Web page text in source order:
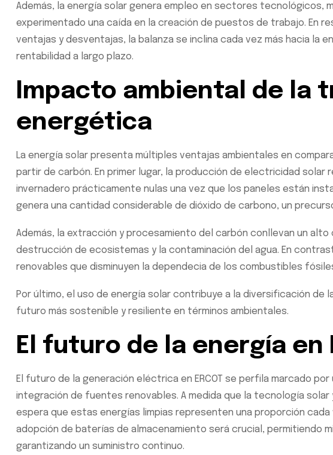
Además, la energía solar genera empleo en sectores tecnológicos,
experimentado una caída en la creación de puestos de trabajo. En
ventajas y desventajas, la balanza se inclina cada vez más hacia la
rentabilidad a largo plazo.
Impacto ambiental de la
energética
La energía solar presenta múltiples ventajas ambientales en
partir de carbón. En primer lugar, la producción de electricidad
invernadero prácticamente nulas una vez que los paneles están
genera una cantidad considerable de dióxido de carbono, un
Además, la extracción y procesamiento del carbón conllevan un
destrucción de ecosistemas y la contaminación del agua. En
renovables que disminuyen la dependecia de los combustibles
Por último, el uso de energía solar contribuye a la diversificación de
futuro más sostenible y resiliente en términos ambientales.
El futuro de la energía en
El futuro de la generación eléctrica en ERCOT se perfila marcado
integración de fuentes renovables. A medida que la tecnología
espera que estas energías limpias representen una proporción
adopción de baterías de almacenamiento será crucial, permitiendo
garantizando un suministro continuo.